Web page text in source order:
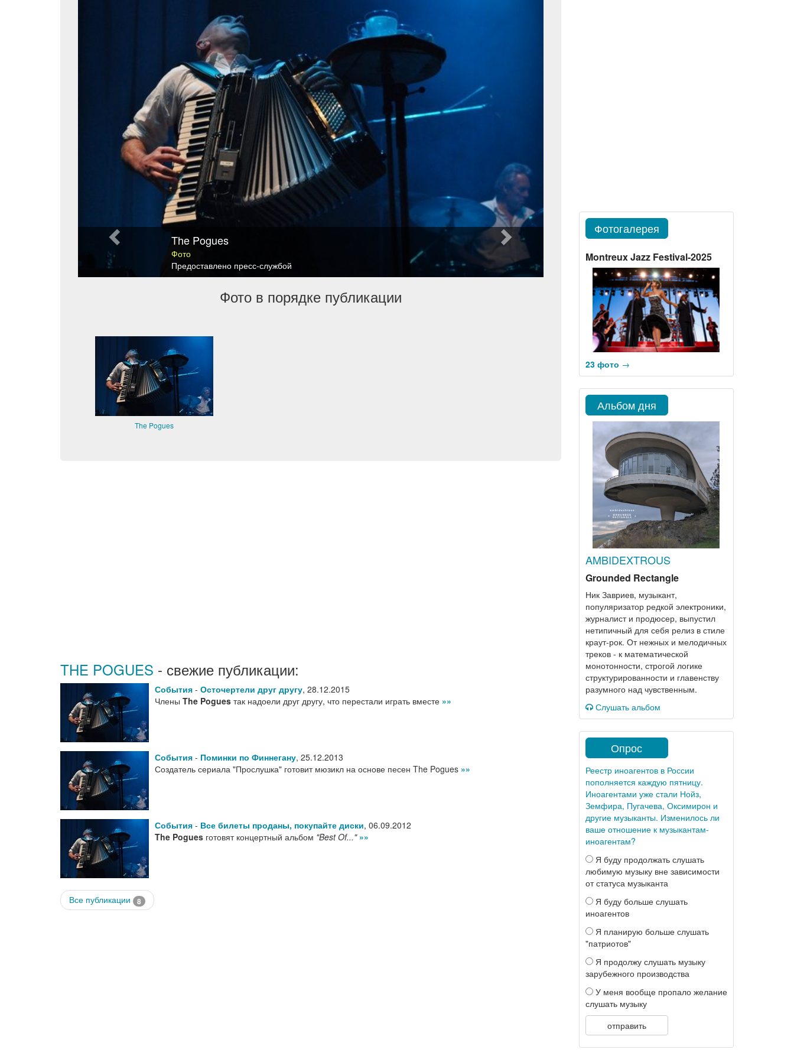
The Pogues
Фото
Предоставлено пресс-службой
Фото в порядке публикации
The Pogues
THE POGUES - свежие публикации:
События - Осточертели друг другу, 28.12.2015
Члены The Pogues так надоели друг другу, что перестали играть вместе »»
События - Поминки по Финнегану, 25.12.2013
Создатель сериала "Прослушка" готовит мюзикл на основе песен The Pogues »»
События - Все билеты проданы, покупайте диски, 06.09.2012
The Pogues готовят концертный альбом "Best Of..." »»
Все публикации 8
Фотогалерея
Montreux Jazz Festival-2025
23 фото →
Альбом дня
AMBIDEXTROUS
Grounded Rectangle
Ник Завриев, музыкант,
популяризатор редкой электроники,
журналист и продюсер, выпустил
нетипичный для себя релиз в стиле
краут-рок. От нежных и мелодичных
треков - к математической
монотонности, строгой логике
структурированности и главенству
разумного над чувственным.
Слушать альбом
Опрос
Реестр иноагентов в России
пополняется каждую пятницу.
Иноагентами уже стали Нойз,
Земфира, Пугачева, Оксимирон и
другие музыканты. Изменилось ли
ваше отношение к музыкантам-
иноагентам?
Я буду продолжать слушать
любимую музыку вне зависимости
от статуса музыканта
Я буду больше слушать
иноагентов
Я планирую больше слушать
"патриотов"
Я продолжу слушать музыку
зарубежного производства
У меня вообще пропало желание
слушать музыку
отправить